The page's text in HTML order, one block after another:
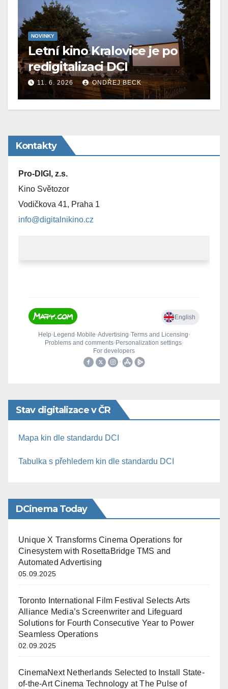
NOVINKY
Letní kino Kralovice je po
redigitalizaci DCI
11. 6. 2026 ONDŘEJ BECK
Kontakty
Pro-DIGI, z.s.
Kino Světozor
Vodičkova 41, Praha 1
info@digitalnikino.cz
Stav digitalizace v ČR
Mapa kin dle standardu DCI
Tabulka s přehledem kin dle standardu DCI
DCinema Today
Unique X Transforms Cinema Operations for
Cinesystem with RosettaBridge TMS and
Automated Advertising
05.09.2025
Toronto International Film Festival Selects Arts
Alliance Media’s Screenwriter and Lifeguard
Solutions for Fourth Consecutive Year to Power
Seamless Operations
02.09.2025
CinemaNext Netherlands Selected to Install State-
of-the-Art Cinema Technology at The Pulse of